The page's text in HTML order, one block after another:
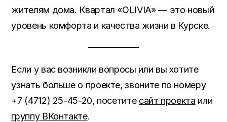
жителям дома. Квартал «OLIVIA» — это новый
уровень комфорта и качества жизни в Курске.
Если у вас возникли вопросы или вы хотите
узнать больше о проекте, звоните по номеру
+7 (4712) 25-45-20, посетите сайт проекта или
группу ВКонтакте.